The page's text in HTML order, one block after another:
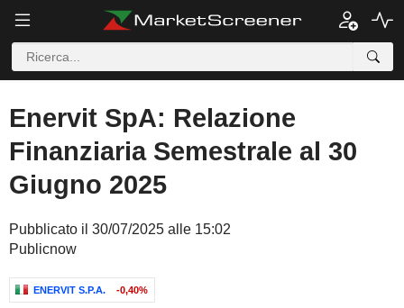
Enervit SpA: Relazione
Finanziaria Semestrale al 30
Giugno 2025
Pubblicato il 30/07/2025 alle 15:02
Publicnow
ENERVIT S.P.A. -0,40%